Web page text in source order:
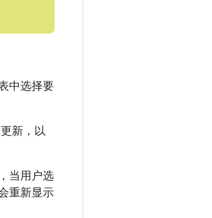
中选择要
新，以
当用户选
重新显示